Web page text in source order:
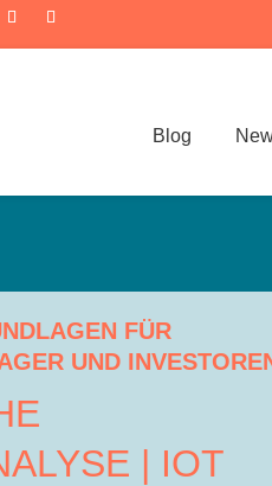
Blog
FÜR
UND
| IOT